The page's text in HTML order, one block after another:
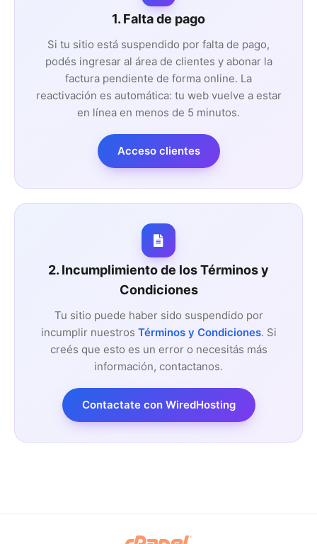
1. Falta de pago
Si tu sitio está suspendido por falta de pago,
podés ingresar al área de clientes y abonar la
factura pendiente de forma online. La
reactivación es automática: tu web vuelve a estar
en línea en menos de 5 minutos.
Acceso clientes
2. Incumplimiento de los Términos y
Condiciones
Tu sitio puede haber sido suspendido por
incumplir nuestros Términos y Condiciones. Si
creés que esto es un error o necesitás más
información, contactanos.
Contactate con WiredHosting